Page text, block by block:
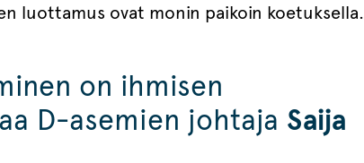
luottamus ovat monin paikoin koetuksella.
on ihmisen
D-asemien johtaja Saija